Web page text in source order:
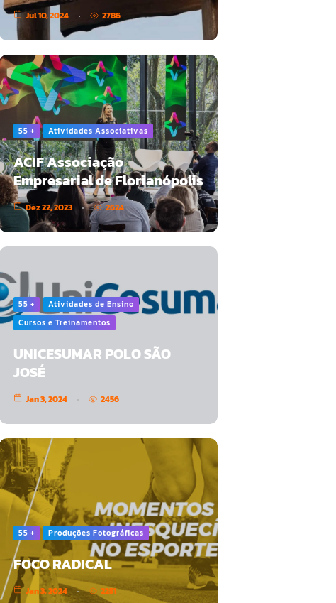
Jul 10, 2024 2786
55 + Atividades Associativas
ACIF Associação
Empresarial de Florianópolis
Dez 22, 2023 2624
55 +
Atividades de Ensino
Cursos e Treinamentos
UNICESUMAR POLO SÃO
JOSÉ
Jan 3, 2024 2456
55 + Produções Fotográficas
FOCO RADICAL
Jan 3, 2024 2251